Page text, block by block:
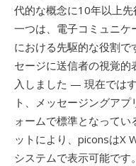
代的な概念に10年以上
一つは、電子コミュニケ
における先駆的な役割
セージに送信者の視覚
入しました — 現在では
ト、メッセージングア
ォームで標準となって
ットにより、piconsはX
システムで表示可能です